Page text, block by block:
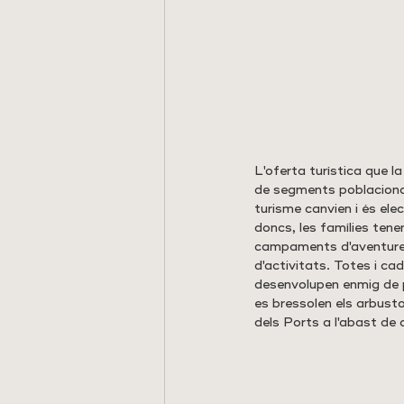
L'oferta turística que
de segments
turisme canvien i és
doncs, les famílies
campaments
d'activitats. Totes i
desenvolupen enmig
es bressolen els
dels Ports a l'abast de